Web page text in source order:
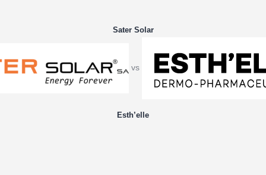
Sater Solar
vs
Esth’elle